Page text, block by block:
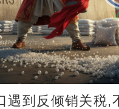
到反倾销关税,